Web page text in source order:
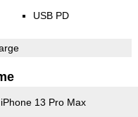
USB PD
iPhone 13 Pro Max